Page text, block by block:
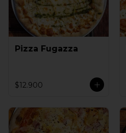
Pizza Fugazza
$12.900